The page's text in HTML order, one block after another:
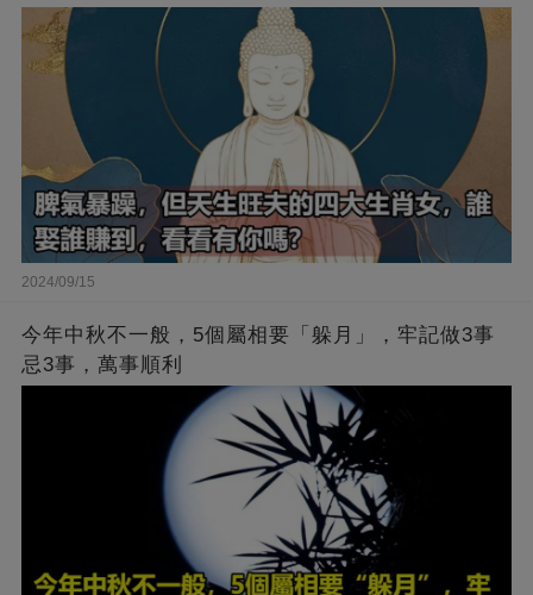
2024/09/15
今年中秋不一般，5個屬相要「躲月」，牢記做3事
忌3事，萬事順利